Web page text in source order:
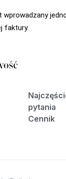
wprowadzany
faktury.
pytania
Cennik